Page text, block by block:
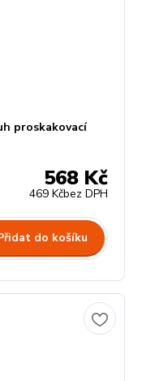
proskakovací
568 Kč
469 Kčbez DPH
do košíku